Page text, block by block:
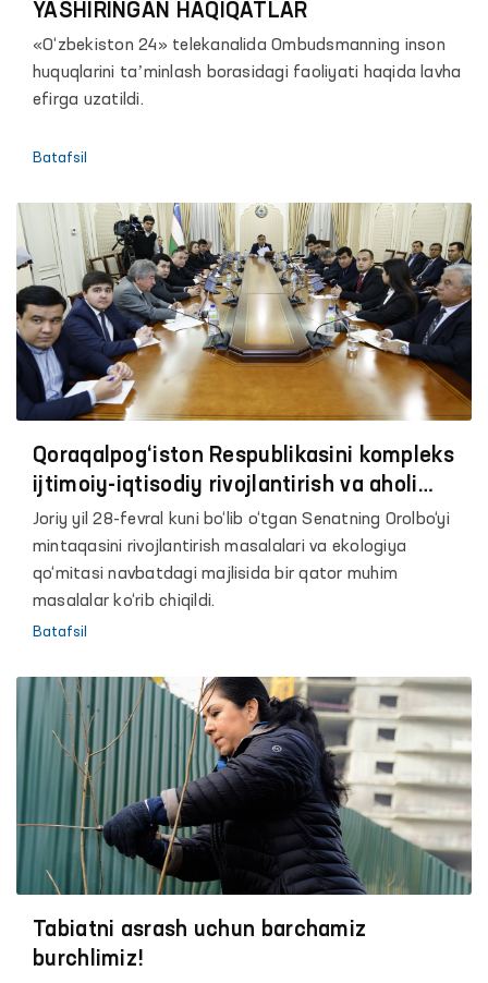
YASHIRINGAN HAQIQATLAR
«O‘zbekiston 24» telekanalida Ombudsmanning inson
huquqlarini taʼminlash borasidagi faoliyati haqida lavha
efirga uzatildi.
Batafsil
Qoraqalpog‘iston Respublikasini kompleks
ijtimoiy-iqtisodiy rivojlantirish va aholi
bandligini taʼminlash chora-tadbirlari
senatorlar nazoratida
Joriy yil 28-fevral kuni bo‘lib o‘tgan Senatning Orolbo‘yi
mintaqasini rivojlantirish masalalari va ekologiya
qo‘mitasi navbatdagi majlisida bir qator muhim
masalalar ko‘rib chiqildi.
Batafsil
Tabiatni asrash uchun barchamiz
burchlimiz!